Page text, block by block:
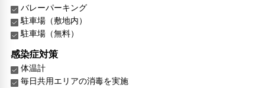
バレーパーキング
駐車場（敷地内）
駐車場（無料）
感染症対策
体温計
毎日共用エリアの消毒を実施